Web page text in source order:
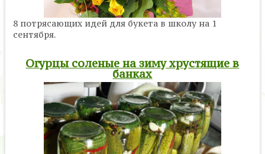
8 потрясающих идей для букета в школу на 1
сентября.
Огурцы соленые на зиму хрустящие в
банках